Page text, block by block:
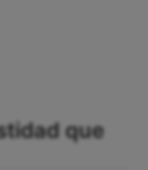
que